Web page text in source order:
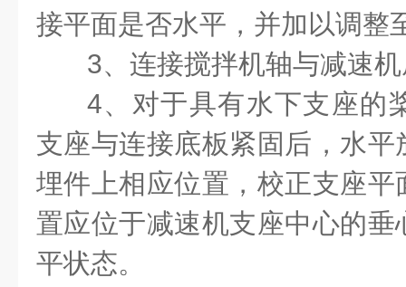
接平面是否水平，并加以调整
3、连接搅拌机轴与减速
4、对于具有水下支座的
支座与连接底板紧固后，水
埋件上相应位置，校正支座
置应位于减速机支座中心的
平状态。